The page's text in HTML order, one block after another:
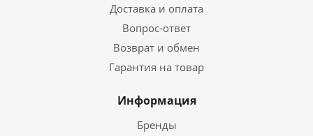
Доставка и оплата
Вопрос-ответ
Возврат и обмен
Гарантия на товар
Информация
Бренды